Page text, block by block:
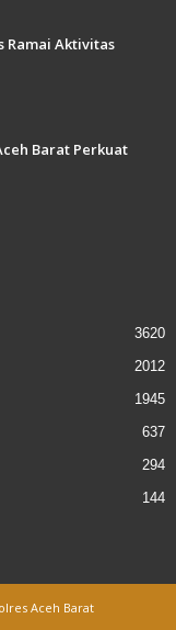
Ramai Aktivitas
Barat Perkuat
3620
2012
1945
637
294
144
Aceh Barat